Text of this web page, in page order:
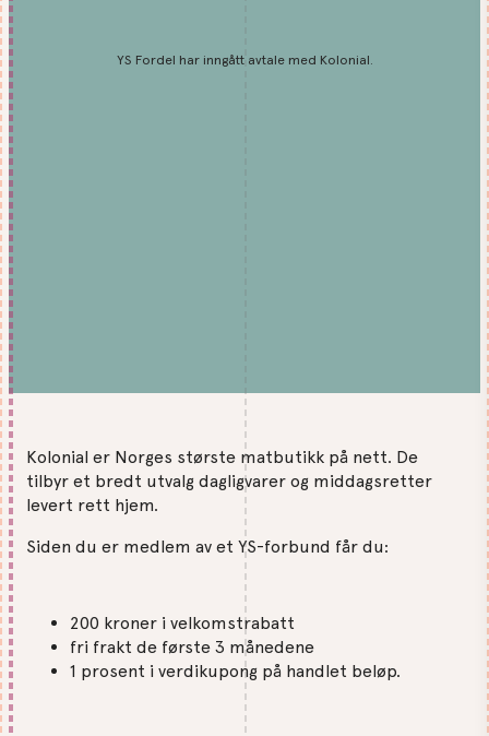
YS Fordel har inngått avtale med Kolonial.
Kolonial er Norges største matbutikk på nett. De
tilbyr et bredt utvalg dagligvarer og middagsretter
levert rett hjem.
Siden du er medlem av et YS-forbund får du:
200 kroner i velkomstrabatt
fri frakt de første 3 månedene
1 prosent i verdikupong på handlet beløp.